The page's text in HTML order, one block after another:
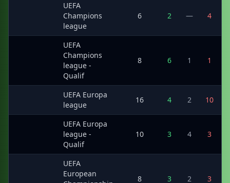
UEFA
Champions
league
6 2 — 4
UEFA
Champions
league -
Qualif
8 6 1 1
UEFA Europa
league
16 4 2 10
UEFA Europa
league -
Qualif
10 3 4 3
UEFA
European
8 3 2 3